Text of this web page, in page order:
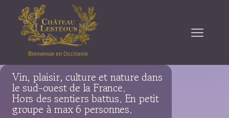
Bienvenue en Occitanie
Vin, plaisir, culture et nature dans
le sud-ouest de la France.
Hors des sentiers battus. En petit
groupe à max 6 personnes.